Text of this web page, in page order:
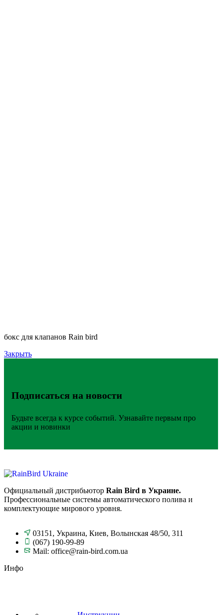
бокс для клапанов Rain bird
Закрыть
Подписаться на новости
Будьте всегда к курсе событий. Узнавайте первым про
акции и новинки
Официальный дистрибьютор Rain Bird в Украине.
Профессиональные системы автоматического полива и
комплектующие мирового уровня.
03151, Украина, Киев, Волынская 48/50, 311
(067) 190-99-89
Mail: office@rain-bird.com.ua
Инфо